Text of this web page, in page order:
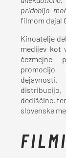
pridobijo
filmom dejal
Kinoatelje
medijev kot
čezmejne
promocijo
dediščine,
slovenske
FILMI